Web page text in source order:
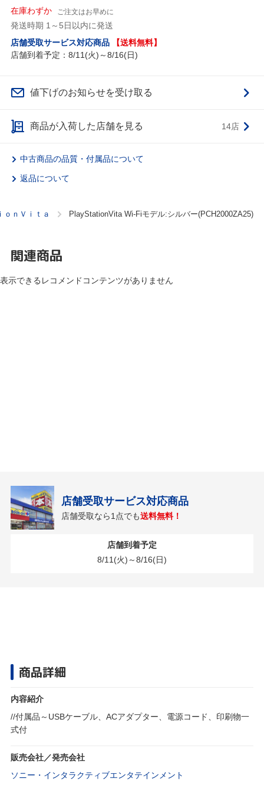
在庫わずか ご注文はお早めに
発送時期 1～5日以内に発送
店舗受取サービス対応商品
【送料無料】
店舗到着予定：8/11(火)～8/16(日)
値下げのお知らせを受け取る
商品が入荷した店舗を見る 14店
中古商品の品質・付属品について
返品について
ｏｎＶｉｔａ PlayStationVita Wi-Fiモデル:シルバー(PCH2000ZA25)
関連商品
表示できるレコメンドコンテンツがありません
店舗受取サービス対応商品
店舗受取なら1点でも送料無料！
店舗到着予定
8/11(火)～8/16(日)
商品詳細
内容紹介
//付属品～USBケーブル、ACアダプター、電源コード、印刷物一
式付
販売会社／発売会社
ソニー・インタラクティブエンタテインメント